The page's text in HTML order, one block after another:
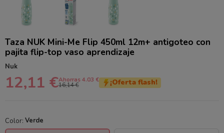
Taza NUK Mini-Me Flip 450ml 12m+ antigoteo con
pajita flip-top vaso aprendizaje
Nuk
12,11 €Ahorras 4.03 €
16,14 € ¡Oferta flash!
Color: Verde